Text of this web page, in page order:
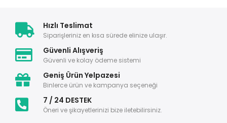
Hızlı Teslimat
Siparişleriniz en kısa sürede elinize ulaşır.
Güvenli Alışveriş
Güvenli ve kolay ödeme sistemi
Geniş Ürün Yelpazesi
Binlerce ürün ve kampanya seçeneği
7 / 24 DESTEK
Öneri ve şikayetlerinizi bize iletebilirsiniz.